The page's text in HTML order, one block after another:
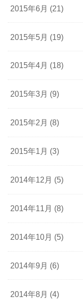
2015年6月 (21)
2015年5月 (19)
2015年4月 (18)
2015年3月 (9)
2015年2月 (8)
2015年1月 (3)
2014年12月 (5)
2014年11月 (8)
2014年10月 (5)
2014年9月 (6)
2014年8月 (4)